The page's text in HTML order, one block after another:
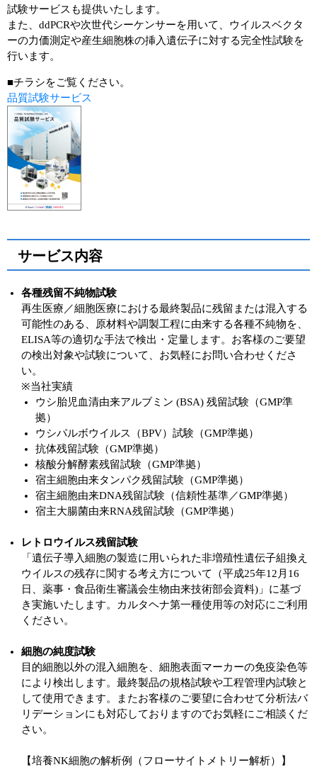
試験サービスも提供いたします。
また、ddPCRや次世代シーケンサーを用いて、ウイルスベクタ
ーの力価測定や産生細胞株の挿入遺伝子に対する完全性試験を
行います。
■チラシをご覧ください。
品質試験サービス
サービス内容
各種残留不純物試験
再生医療／細胞医療における最終製品に残留または混入する
可能性のある、原材料や調製工程に由来する各種不純物を、
ELISA等の適切な手法で検出・定量します。お客様のご要望
の検出対象や試験について、お気軽にお問い合わせくださ
い。
※当社実績
ウシ胎児血清由来アルブミン (BSA) 残留試験（GMP準
拠）
ウシパルボウイルス（BPV）試験（GMP準拠）
抗体残留試験（GMP準拠）
核酸分解酵素残留試験（GMP準拠）
宿主細胞由来タンパク残留試験（GMP準拠）
宿主細胞由来DNA残留試験（信頼性基準／GMP準拠）
宿主大腸菌由来RNA残留試験（GMP準拠）
レトロウイルス残留試験
「遺伝子導入細胞の製造に用いられた非増殖性遺伝子組換え
ウイルスの残存に関する考え方について（平成25年12月16
日、薬事・食品衛生審議会生物由来技術部会資料)」に基づ
き実施いたします。カルタヘナ第一種使用等の対応にご利用
ください。
細胞の純度試験
目的細胞以外の混入細胞を、細胞表面マーカーの免疫染色等
により検出します。最終製品の規格試験や工程管理内試験と
して使用できます。またお客様のご要望に合わせて分析法バ
リデーションにも対応しておりますのでお気軽にご相談くだ
さい。
【培養NK細胞の解析例（フローサイトメトリー解析）】